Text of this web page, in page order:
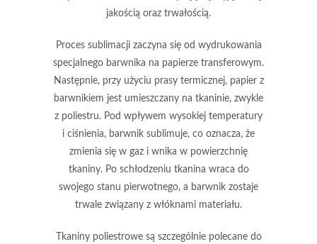
jakością oraz trwałością.
Proces sublimacji zaczyna się od wydrukowania
specjalnego barwnika na papierze transferowym.
Następnie, przy użyciu prasy termicznej, papier z
barwnikiem jest umieszczany na tkaninie, zwykle
z poliestru. Pod wpływem wysokiej temperatury
i ciśnienia, barwnik sublimuje, co oznacza, że
zmienia się w gaz i wnika w powierzchnię
tkaniny. Po schłodzeniu tkanina wraca do
swojego stanu pierwotnego, a barwnik zostaje
trwale związany z włóknami materiału.
Tkaniny poliestrowe są szczególnie polecane do